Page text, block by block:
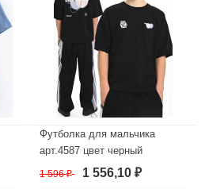
Футболка для мальчика
арт.4587 цвет черный
В наличии
1 596₽ 1 556,10 ₽